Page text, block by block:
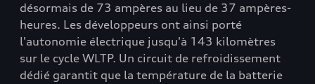
désormais de 73 ampères au lieu de 37 ampères-
heures. Les développeurs ont ainsi porté
l'autonomie électrique jusqu'à 143 kilomètres
sur le cycle WLTP. Un circuit de refroidissement
dédié garantit que la température de la batterie